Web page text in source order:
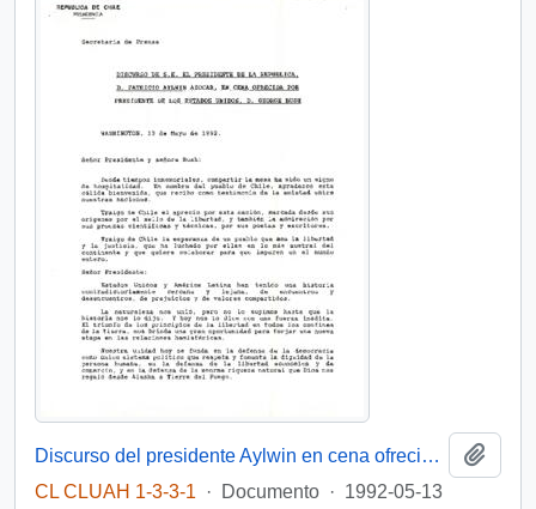
Discurso del presidente Aylwin en cena ofrecida por el presidente de Estados Unidos, D. George Bush
CL CLUAH 1-3-3-1
· Documento · 1992-05-13